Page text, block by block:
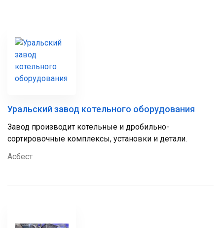
Уральский завод котельного оборудования
Завод производит котельные и дробильно-
сортировочные комплексы, установки и детали.
Асбест